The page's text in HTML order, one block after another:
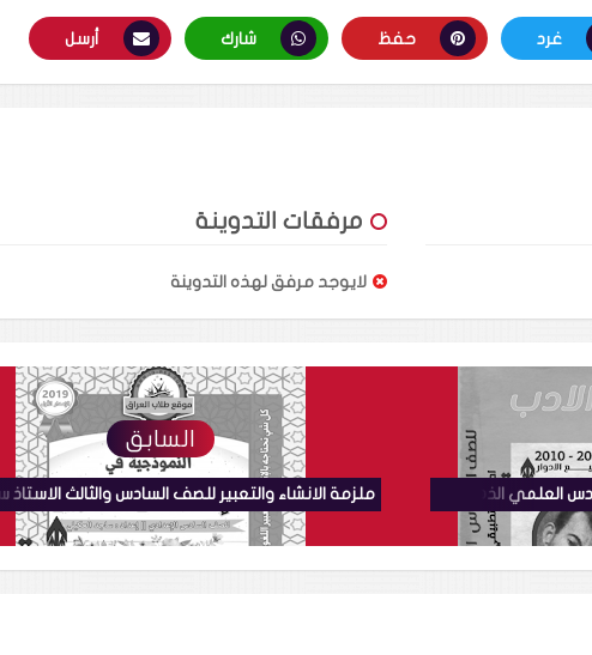
غرد حفظ شارك أرسل
مرفقات التدوينة
لايوجد مرفق لهذه التدوينة
السابق